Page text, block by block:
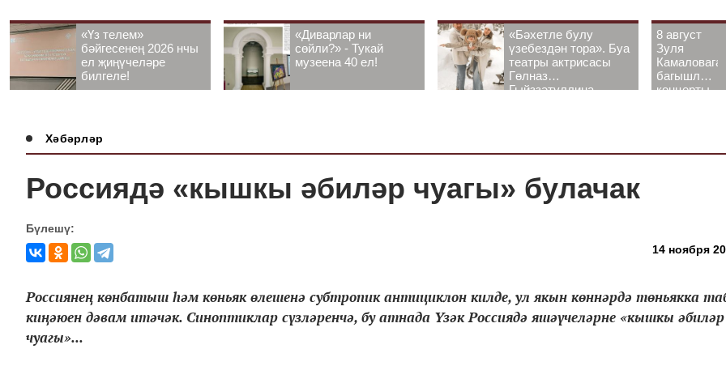
«Үз телем»
бәйгесенең 2026 нчы
ел җиңүчеләре
билгеле!
«Диварлар ни
сөйли?» - Тукай
музеена 40 ел!
«Бәхетле булу
үзебездән тора». Буа
театры актрисасы
Гөлназ
Гыйззәтуллина-
8 август
Зуля
Камаловага
багышлау
концерты
Хәбәрләр
Россиядә «кышкы әбиләр чуагы» булачак
Бүлешү:
14 ноября
Россиянең көнбатыш һәм көньяк өлешенә субтропик антициклон килде, ул якын көннәрдә төньякка
киңәюен дәвам итәчәк. Синоптиклар сүзләренчә, бу атнада Үзәк Россиядә яшәүчеләрне «кышкы әбиләр
чуагы»...